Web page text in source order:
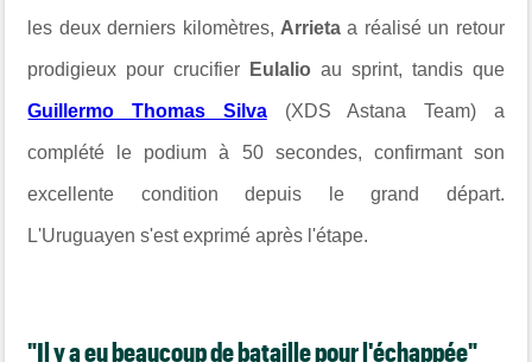
les deux derniers kilomètres, Arrietaa réalisé un retour
prodigieux pour crucifier Eulalio au sprint, tandis que
Guillermo Thomas Silva(XDS Astana Team) a
complété le podium à 50 secondes, confirmant son
excellente condition depuis le grand départ.
L'Uruguayen s'est exprimé après l'étape.
"Il y a eu beaucoup de bataille pour l'échappée"